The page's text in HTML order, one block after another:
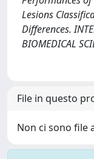
Lesions
Differences.
BIOMEDICAL
File in questo
Non ci sono file